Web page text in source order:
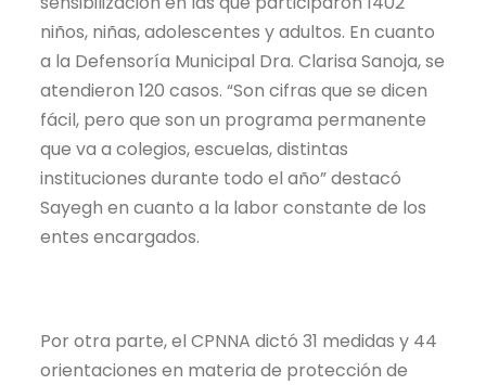
niños, niñas, adolescentes y adultos. En cuanto
a la Defensoría Municipal Dra. Clarisa Sanoja, se
atendieron 120 casos. “Son cifras que se dicen
fácil, pero que son un programa permanente
que va a colegios, escuelas, distintas
instituciones durante todo el año” destacó
Sayegh en cuanto a la labor constante de los
entes encargados.
Por otra parte, el CPNNA dictó 31 medidas y 44
orientaciones en materia de protección de